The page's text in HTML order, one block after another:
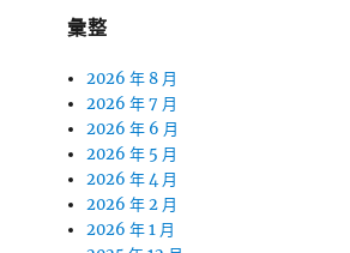
彙整
2026 年 8 月
2026 年 7 月
2026 年 6 月
2026 年 5 月
2026 年 4 月
2026 年 2 月
2026 年 1 月